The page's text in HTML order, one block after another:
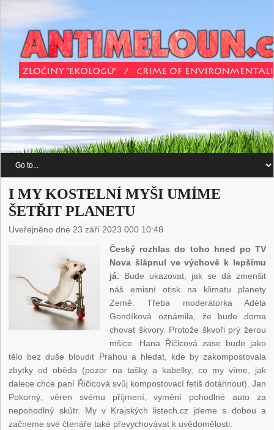
I MY KOSTELNÍ MYŠI UMÍME
ŠETŘIT PLANETU
Uveřejněno dne 23 září 2023 000 10:48
Český rozhlas do toho hned po TV
Nova šlápnul ve výchově k lepšímu
já. Bude ukazovat, jak se dá zmenšit
náš emisní otisk na klimatu planety
Země. Třeba moderátorka Adéla
Gondíková oznámila, že bude doma
chovat škvory. Protože škvoři prý žerou
mšice. Hana Řičicová zase bude jako
tělo bez duše bloudit Prahou a hledat, kde by zakompostovala
zbytky od oběda (pozor na tašky a kabelky, co my víme, jak
dalece chce paní Řičicová svůj kompostovací fetiš dotáhnout). Jan
Pokorný, věren svému příjmení, vymění pohodlné auto za
nepohodlný skútr. My v Krajských listech.cz jdeme s dobou a
začneme své čtenáře také převychovávat k uvědomělosti.